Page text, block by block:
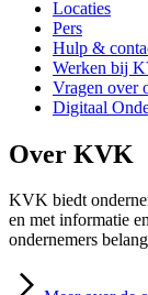
Locaties
Pers
Hulp &
Werken bij
Vragen over
Digitaal
Over KVK
KVK biedt
en met informatie
ondernemers